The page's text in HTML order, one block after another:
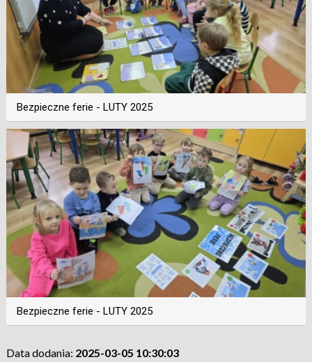
Bezpieczne ferie - LUTY 2025
Bezpieczne ferie - LUTY 2025
Data dodania: 2025-03-05 10:30:03